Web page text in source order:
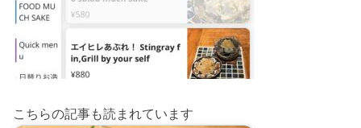
こちらの記事も読まれています